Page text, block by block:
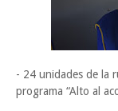
- 24 unidades de la
programa “Alto al